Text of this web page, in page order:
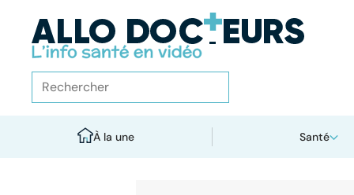
À la une Santé